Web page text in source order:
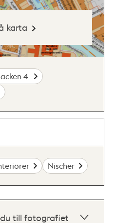
karta
4
Nischer
du till fotografiet